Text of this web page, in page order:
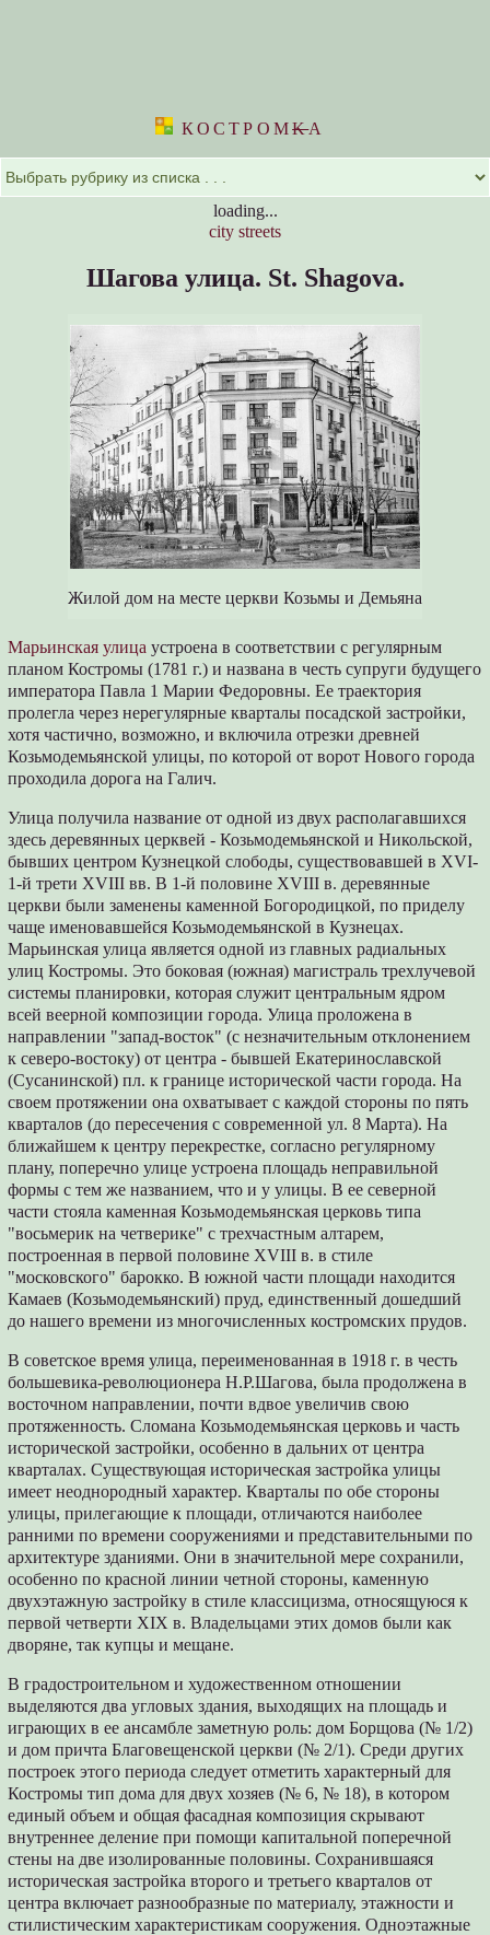
КОСТРОМKА
loading...
city streets
Шагова улица. St. Shagova.
Жилой дом на месте церкви Козьмы и Демьяна
Марьинская улица устроена в соответствии с регулярным
планом Костромы (1781 г.) и названа в честь супруги будущего
императора Павла 1 Марии Федоровны. Ее траектория
пролегла через нерегулярные кварталы посадской застройки,
хотя частично, возможно, и включила отрезки древней
Козьмодемьянской улицы, по которой от ворот Нового города
проходила дорога на Галич.
Улица получила название от одной из двух располагавшихся
здесь деревянных церквей - Козьмодемьянской и Никольской,
бывших центром Кузнецкой слободы, существовавшей в XVI-
1-й трети XVIII вв. В 1-й половине XVIII в. деревянные
церкви были заменены каменной Богородицкой, по приделу
чаще именовавшейся Козьмодемьянской в Кузнецах.
Марьинская улица является одной из главных радиальных
улиц Костромы. Это боковая (южная) магистраль трехлучевой
системы планировки, которая служит центральным ядром
всей веерной композиции города. Улица проложена в
направлении "запад-восток" (с незначительным отклонением
к северо-востоку) от центра - бывшей Екатеринославской
(Сусанинской) пл. к границе исторической части города. На
своем протяжении она охватывает с каждой стороны по пять
кварталов (до пересечения с современной ул. 8 Марта). На
ближайшем к центру перекрестке, согласно регулярному
плану, поперечно улице устроена площадь неправильной
формы с тем же названием, что и у улицы. В ее северной
части стояла каменная Козьмодемьянская церковь типа
"восьмерик на четверике" с трехчастным алтарем,
построенная в первой половине XVIII в. в стиле
"московского" барокко. В южной части площади находится
Камаев (Козьмодемьянский) пруд, единственный дошедший
до нашего времени из многочисленных костромских прудов.
В советское время улица, переименованная в 1918 г. в честь
большевика-революционера Н.Р.Шагова, была продолжена в
восточном направлении, почти вдвое увеличив свою
протяженность. Сломана Козьмодемьянская церковь и часть
исторической застройки, особенно в дальних от центра
кварталах. Существующая историческая застройка улицы
имеет неоднородный характер. Кварталы по обе стороны
улицы, прилегающие к площади, отличаются наиболее
ранними по времени сооружениями и представительными по
архитектуре зданиями. Они в значительной мере сохранили,
особенно по красной линии четной стороны, каменную
двухэтажную застройку в стиле классицизма, относящуюся к
первой четверти XIX в. Владельцами этих домов были как
дворяне, так купцы и мещане.
В градостроительном и художественном отношении
выделяются два угловых здания, выходящих на площадь и
играющих в ее ансамбле заметную роль: дом Борщова (№ 1/2)
и дом причта Благовещенской церкви (№ 2/1). Среди других
построек этого периода следует отметить характерный для
Костромы тип дома для двух хозяев (№ 6, № 18), в котором
единый объем и общая фасадная композиция скрывают
внутреннее деление при помощи капитальной поперечной
стены на две изолированные половины. Сохранившаяся
историческая застройка второго и третьего кварталов от
центра включает разнообразные по материалу, этажности и
стилистическим характеристикам сооружения. Одноэтажные